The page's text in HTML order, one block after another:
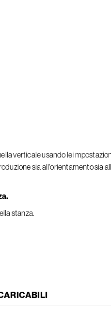
verticale usando le
sia all'orientamento sia
stanza.